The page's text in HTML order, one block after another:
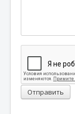
Отправить